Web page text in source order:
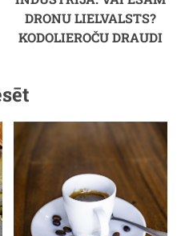
DRONU LIELVALSTS?
KODOLIEROČU DRAUDI